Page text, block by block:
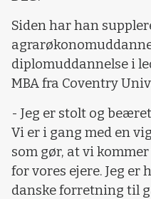
Siden har han
diplomuddannelse i
MBA fra Coventry
- Jeg er stolt og
Vi er i gang med en
som gør, at vi
for vores ejere. Jeg er
danske forretning til